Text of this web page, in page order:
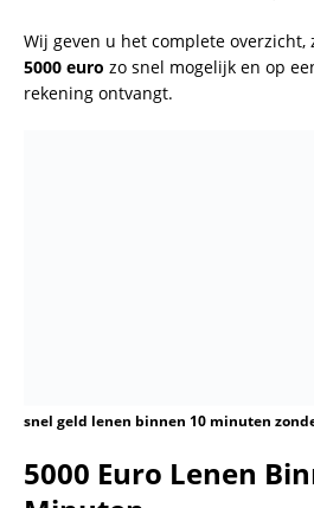
Wij geven u het complete
5000 euro zo snel mogelijk en op
rekening ontvangt.
mensen met een minder dan
wachten op goedkeuring.